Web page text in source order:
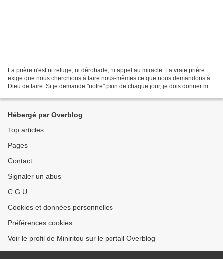
La prière n'est ni refuge, ni dérobade, ni appel au miracle. La vraie prière
exige que nous cherchions à faire nous-mêmes ce que nous demandons à
Dieu de faire. Si je demande "notre" pain de chaque jour, je dois donner moi-
Hébergé par Overblog
Top articles
Pages
Contact
Signaler un abus
C.G.U.
Cookies et données personnelles
Préférences cookies
Voir le profil de Miniritou sur le portail Overblog